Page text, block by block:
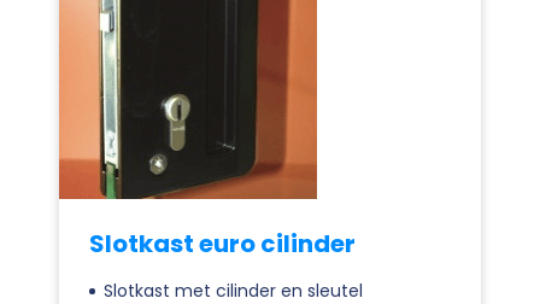
Slotkast euro cilinder
Slotkast met cilinder en sleutel